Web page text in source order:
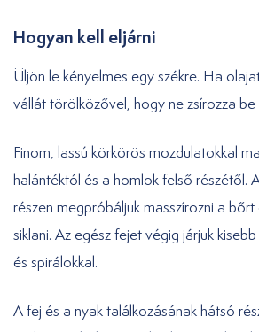
Hogyan kell eljárni
Üljön le kényelmes egy székre. Ha
vállát törölközővel, hogy ne zsírozza be
Finom, lassú körkörös mozdulatokkal
halántéktól és a homlok felső részétől.
részen megpróbáljuk masszírozni a
siklani. Az egész fejet végig járjuk
és spirálokkal.
A fej és a nyak találkozásának hátsó